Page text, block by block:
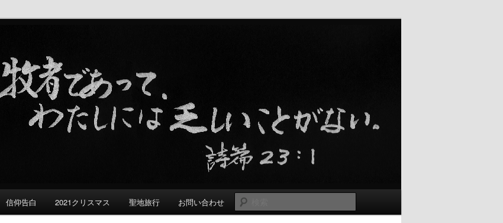
索
信仰告白 2021クリスマス 聖地旅行 お問い合わせ